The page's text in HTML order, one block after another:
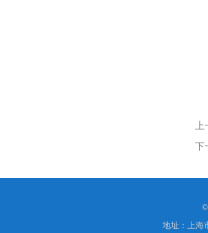
上
下
地址：上海